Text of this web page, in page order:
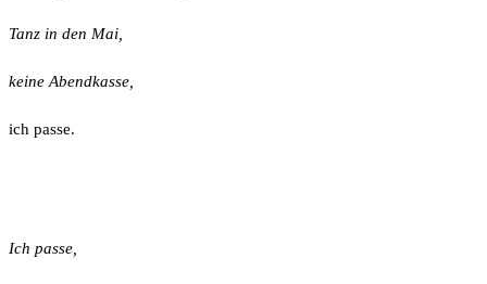
Tanz in den Mai,
keine Abendkasse,
ich passe.
Ich passe,